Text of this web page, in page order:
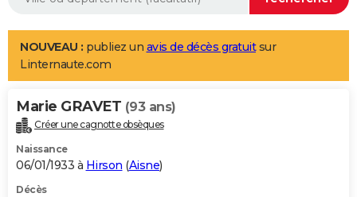
Aménagement intérieur
LIFESTYLE
Art de vivre
Bien-être
Loisirs
Mode
Modes de vie
Alimentation
Guide de la santé
Maladies
Médicaments
Sommeil
VOYAGE
Destinations
City break
Voyage nature
Voyage de noces
Forum
Climat
+PHOTO
GUIDES D'ACHAT
NOUVEAU : publiez un avis de décès gratuitsur
Linternaute.com
Marie GRAVET (93 ans)
Créer une cagnotte obsèques
Naissance
06/01/1933 à Hirson (Aisne)
Décès